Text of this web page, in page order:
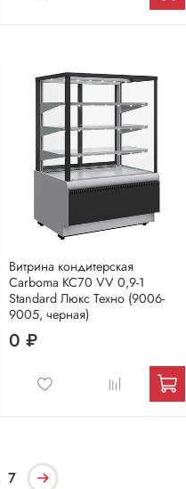
Витрина кондитерская
Carboma KC70 VV 0,9-1
Standard Люкс Техно (9006-
9005, черная)
0 ₽
7